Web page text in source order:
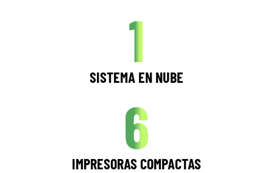
1
SISTEMA EN NUBE
6
IMPRESORAS COMPACTAS